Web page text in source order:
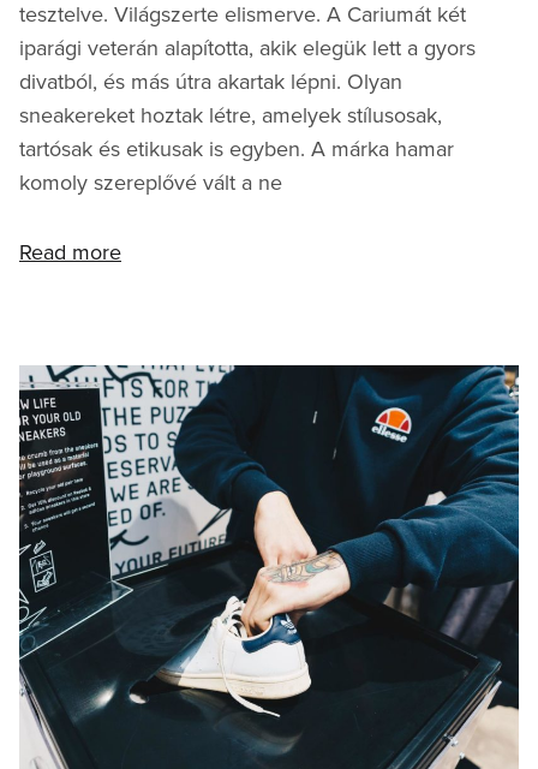
tesztelve. Világszerte elismerve. A Cariumát két
iparági veterán alapította, akik elegük lett a gyors
divatból, és más útra akartak lépni. Olyan
sneakereket hoztak létre, amelyek stílusosak,
tartósak és etikusak is egyben. A márka hamar
komoly szereplővé vált a ne
Read more